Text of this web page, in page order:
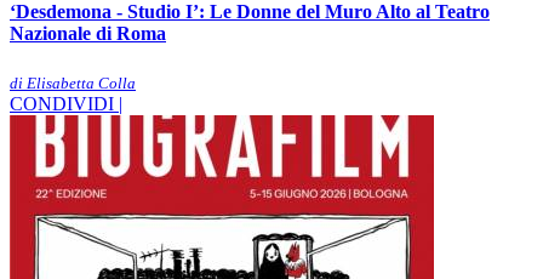
‘Desdemona - Studio I’: Le Donne del Muro Alto al Teatro
Nazionale di Roma
di Elisabetta Colla
CONDIVIDI |